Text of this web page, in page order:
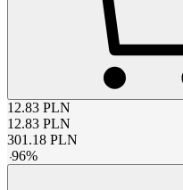
12.83 PLN
12.83 PLN
301.18 PLN
-96%